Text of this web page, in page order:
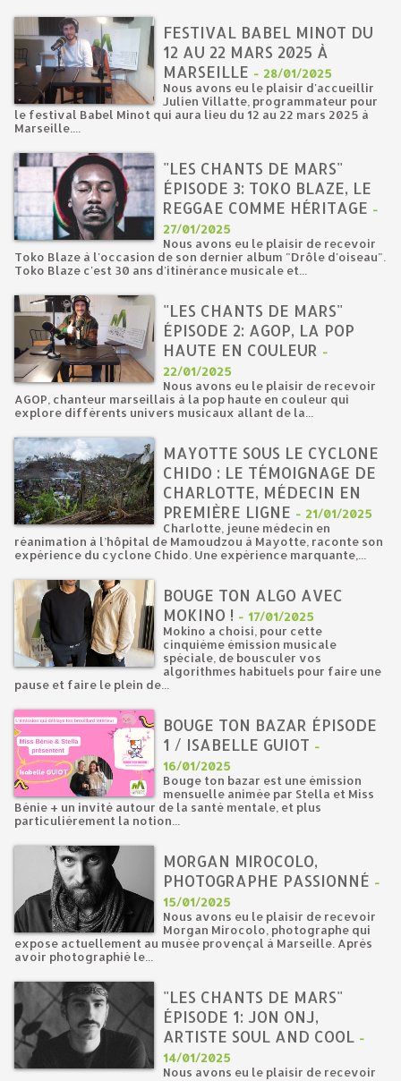
FESTIVAL BABEL MINOT DU
12 AU 22 MARS 2025 À
MARSEILLE - 28/01/2025
Nous avons eu le plaisir d'accueillir
Julien Villatte, programmateur pour
le festival Babel Minot qui aura lieu du 12 au 22 mars 2025 à
Marseille....
"LES CHANTS DE MARS"
ÉPISODE 3: TOKO BLAZE, LE
REGGAE COMME HÉRITAGE -
27/01/2025
Nous avons eu le plaisir de recevoir
Toko Blaze à l'occasion de son dernier album "Drôle d'oiseau".
Toko Blaze c'est 30 ans d'itinérance musicale et...
"LES CHANTS DE MARS"
ÉPISODE 2: AGOP, LA POP
HAUTE EN COULEUR -
22/01/2025
Nous avons eu le plaisir de recevoir
AGOP, chanteur marseillais à la pop haute en couleur qui
explore différents univers musicaux allant de la...
MAYOTTE SOUS LE CYCLONE
CHIDO : LE TÉMOIGNAGE DE
CHARLOTTE, MÉDECIN EN
PREMIÈRE LIGNE - 21/01/2025
Charlotte, jeune médecin en
réanimation à l’hôpital de Mamoudzou à Mayotte, raconte son
expérience du cyclone Chido. Une expérience marquante,...
BOUGE TON ALGO AVEC
MOKINO ! - 17/01/2025
Mokino a choisi, pour cette
cinquième émission musicale
spéciale, de bousculer vos
algorithmes habituels pour faire une
pause et faire le plein de...
BOUGE TON BAZAR ÉPISODE
1 / ISABELLE GUIOT -
16/01/2025
Bouge ton bazar est une émission
mensuelle animée par Stella et Miss
Bénie + un invité autour de la santé mentale, et plus
particulièrement la notion...
MORGAN MIROCOLO,
PHOTOGRAPHE PASSIONNÉ -
15/01/2025
Nous avons eu le plaisir de recevoir
Morgan Mirocolo, photographe qui
expose actuellement au musée provençal à Marseille. Après
avoir photographié le...
"LES CHANTS DE MARS"
ÉPISODE 1: JON ONJ,
ARTISTE SOUL AND COOL -
14/01/2025
Nous avons eu le plaisir de recevoir